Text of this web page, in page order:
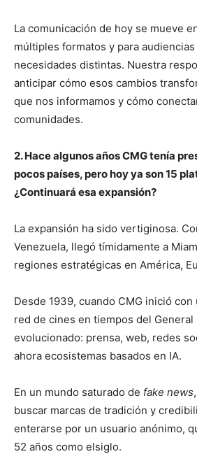
La comunicación de hoy se mueve
múltiples formatos y para
necesidades distintas. Nuestra
anticipar cómo esos cambios
que nos informamos y cómo
comunidades.
2. Hace algunos años CMG tenía
pocos países, pero hoy ya son 15
¿Continuará esa expansión?
La expansión ha sido vertiginosa.
Venezuela, llegó tímidamente a
regiones estratégicas en América,
Desde 1939, cuando CMG inició con
red de cines en tiempos del General
evolucionado: prensa, web, redes
ahora ecosistemas basados en IA.
En un mundo saturado de fake news
buscar marcas de tradición y
enterarse por un usuario anónimo,
52 años como elsiglo.